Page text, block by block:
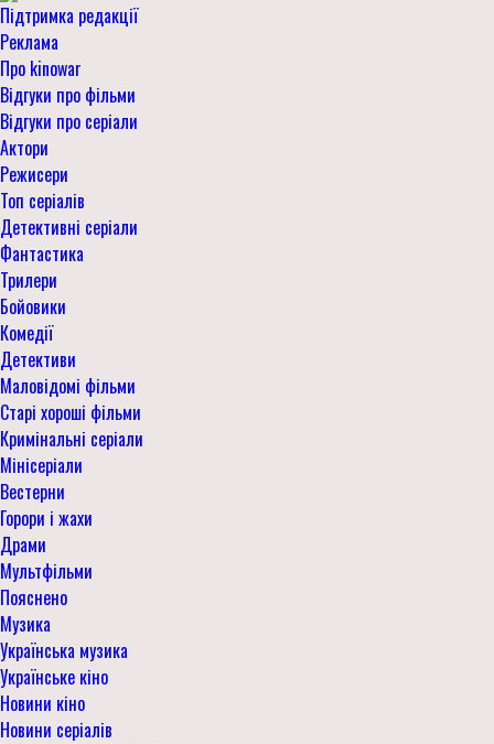
Підтримка редакції
Реклама
Про kinowar
Відгуки про фільми
Відгуки про серіали
Актори
Режисери
Топ серіалів
Детективні серіали
Фантастика
Трилери
Бойовики
Комедії
Детективи
Маловідомі фільми
Старі хороші фільми
Кримінальні серіали
Мінісеріали
Вестерни
Горори і жахи
Драми
Мультфільми
Пояснено
Музика
Українська музика
Українське кіно
Новини кіно
Новини серіалів